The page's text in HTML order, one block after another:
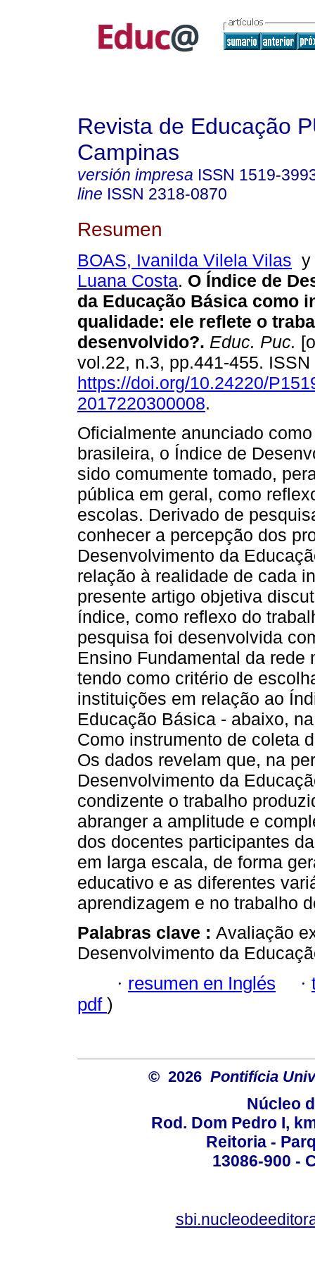
Revista de Educação
Campinas
versión impresa ISSN 1519-
line ISSN 2318-0870
Resumen
BOAS, Ivanilda Vilela Vilas
Luana Costa. O Índice de
da Educação Básica como
qualidade: ele reflete o
desenvolvido?. Educ. Puc.
vol.22, n.3, pp.441-455.
https://doi.org/10.24220/
2017220300008.
Oficialmente anunciado
brasileira, o Índice de
sido comumente tomado,
pública em geral, como
escolas. Derivado de
conhecer a percepção dos
Desenvolvimento da
relação à realidade de cada
presente artigo objetiva
índice, como reflexo do
pesquisa foi desenvolvida
Ensino Fundamental da rede
tendo como critério de
instituições em relação ao
Educação Básica - abaixo,
Como instrumento de coleta
Os dados revelam que, na
Desenvolvimento da
condizente o trabalho
abranger a amplitude e
dos docentes participantes
em larga escala, de forma
educativo e as diferentes
aprendizagem e no trabalho
Palabras clave : Avaliação
Desenvolvimento da
· resumen en Inglés ·
pdf )
© 2026 Pontifícia
Núcleo
Rod. Dom Pedro I,
Reitoria -
13086-900 -